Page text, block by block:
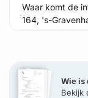
Waar komt de
164, 's-
Wie is
Bekijk